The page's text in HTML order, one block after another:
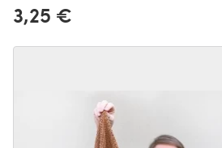
3,25 €